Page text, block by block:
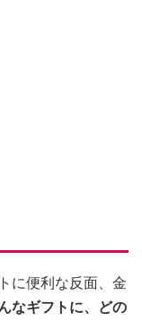
に便利な反面、金
んなギフトに、どの